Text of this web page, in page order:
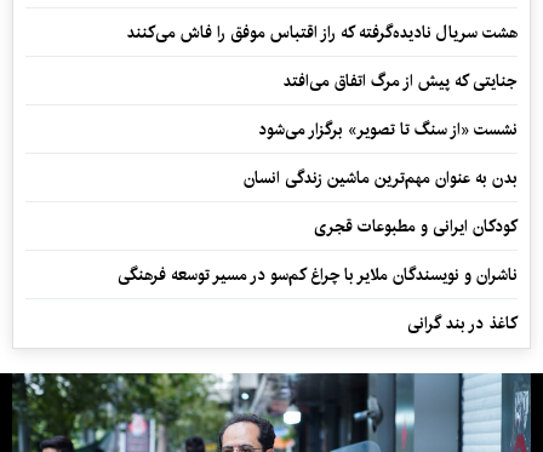
هشت سریال نادیده‌گرفته که راز اقتباس موفق را فاش می‌کنند
جنایتی که پیش از مرگ اتفاق می‌افتد
نشست «از سنگ تا تصویر» برگزار می‌شود
بدن به عنوان مهم‌ترین ماشین زندگی انسان
کودکان ایرانی و مطبوعات قجری
ناشران و نویسندگان ملایر با چراغ کم‌سو در مسیر توسعه فرهنگی
کاغذ در بند گرانی